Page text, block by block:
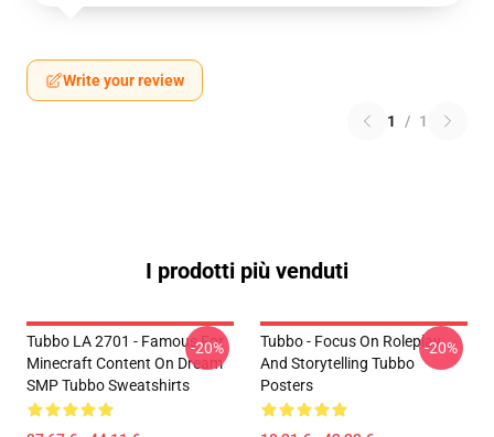
Write your review
1 / 1
I prodotti più venduti
Tubbo LA 2701 - Famous For
Minecraft Content On Dream
SMP Tubbo Sweatshirts
-20%
Tubbo - Focus On Roleplay
And Storytelling Tubbo
Posters
-20%